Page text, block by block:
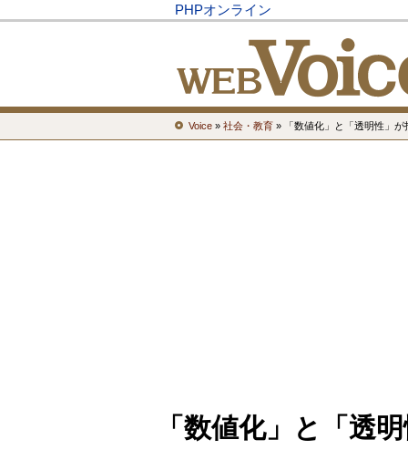
PHPオンライン
Voice » 社会・教育 » 「数値化」と「透明性」
「数値化」と「透